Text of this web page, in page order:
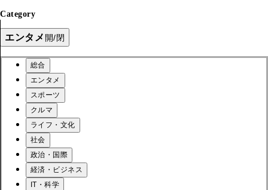
Category
エンタメ 開/閉
総合
エンタメ
スポーツ
クルマ
ライフ・文化
社会
政治・国際
経済・ビジネス
IT・科学